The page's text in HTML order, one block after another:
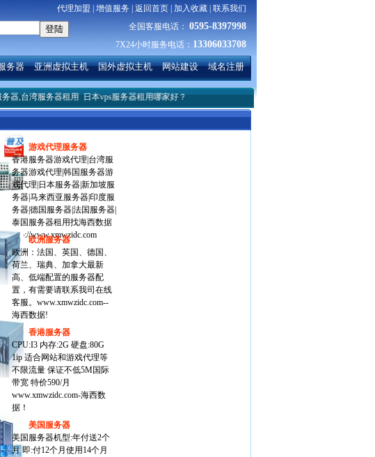
代理加盟 增值服务| 返回首页| 加入收藏| 联系我们
全国客服电话： 0595-8397998
7X24小时服务电话： 13306033708
务器 亚洲虚拟主机 国外虚拟主机 网站建设 域名注册
台湾服务器租用日本vps服务器租用哪家好？服务器linux系统下搭建简单的服务
游戏代理服务器
香港服务器游戏代理|台湾服
务器游戏代理|韩国服务器游
戏代理|日本服务器|新加坡服
务器|马来西亚服务器|印度服
务器|德国服务器|法国服务器|
泰国服务器租用找海西数据
http://www.xmwzidc.com
欧洲服务器
欧洲：法国、英国、德国、
荷兰、瑞典、加拿大最新
高、低端配置的服务器配
置，有需要请联系我司在线
客服。www.xmwzidc.com--
海西数据!
香港服务器
CPU:I3 内存:2G 硬盘:80G
1ip 适合网站和游戏代理等
不限流量 保证不低5M国际
带宽 特价590/月
www.xmwzidc.com-海西数
据！
美国服务器
美国服务器机型:年付送2个
月 即:付12个月使用14个月